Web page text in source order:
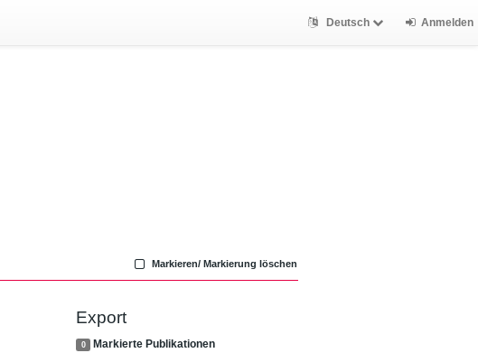
Deutsch Anmelden
Markieren/ Markierung löschen
Export
0
Markierte Publikationen